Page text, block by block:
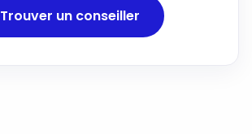
Trouver un conseiller